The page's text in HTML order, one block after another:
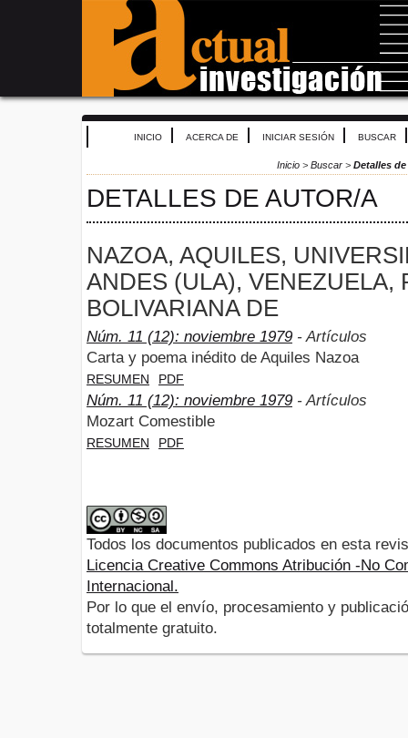
INICIO ACERCA DE INICIAR SESIÓN BUSCAR
Inicio > Buscar > Detalles
DETALLES DE AUTOR/A
NAZOA, AQUILES,
ANDES (ULA), VENEZUELA,
BOLIVARIANA DE
Núm. 11 (12): noviembre 1979 - Artículos
Carta y poema inédito de Aquiles Nazoa
RESUMEN PDF
Núm. 11 (12): noviembre 1979 - Artículos
Mozart Comestible
RESUMEN PDF
Todos los documentos publicados en esta
Licencia Creative Commons Atribución -No
Internacional.
Por lo que el envío, procesamiento y
totalmente gratuito.